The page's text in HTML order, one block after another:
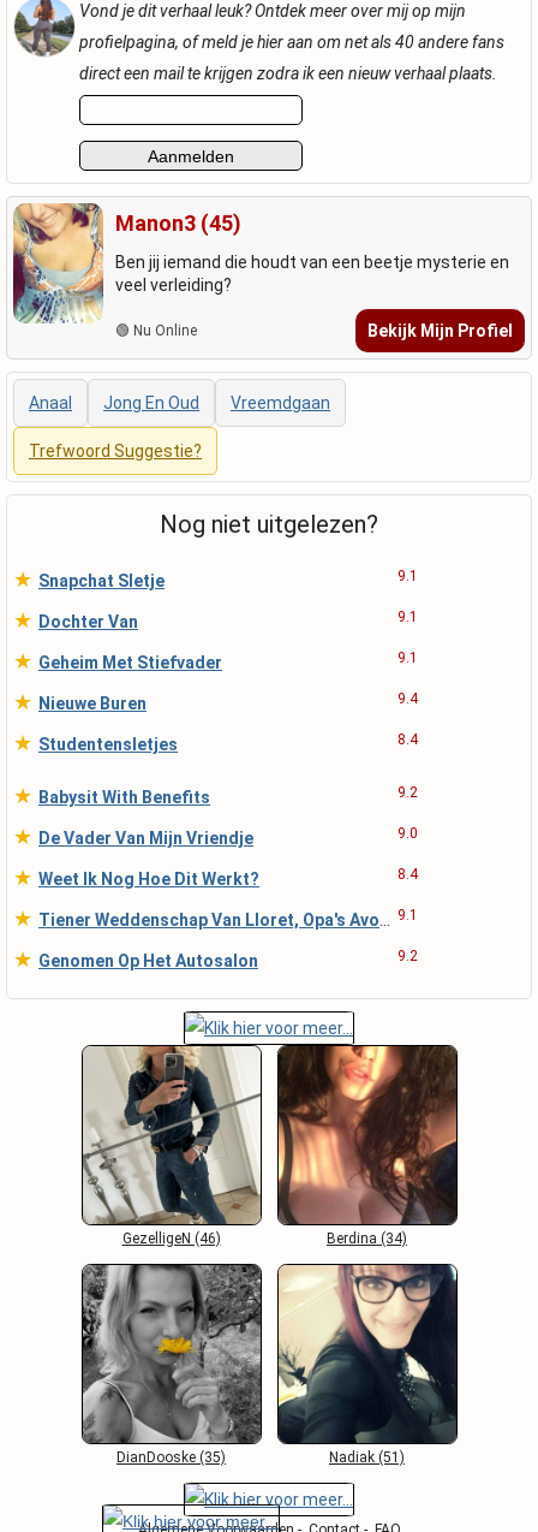
Vond je dit verhaal leuk? Ontdek meer over mij op mijn
profielpagina, of meld je hier aan om net als 40 andere fans
direct een mail te krijgen zodra ik een nieuw verhaal plaats.
Manon3 (45)
Ben jij iemand die houdt van een beetje mysterie en
veel verleiding?
🟢 Nu Online Bekijk Mijn Profiel
Anaal Jong En Oud Vreemdgaan
Trefwoord Suggestie?
Nog niet uitgelezen?
★ Snapchat Sletje 9.1
★ Dochter Van 9.1
★ Geheim Met Stiefvader 9.1
★ Nieuwe Buren 9.4
★ Studentensletjes 8.4
★ Babysit With Benefits 9.2
★ De Vader Van Mijn Vriendje 9.0
★ Weet Ik Nog Hoe Dit Werkt? 8.4
★ Tiener Weddenschap Van Lloret, Opa's Avondwandeling 9.1
★ Genomen Op Het Autosalon 9.2
GezelligeN (46) Berdina (34)
DianDooske (35) Nadiak (51)